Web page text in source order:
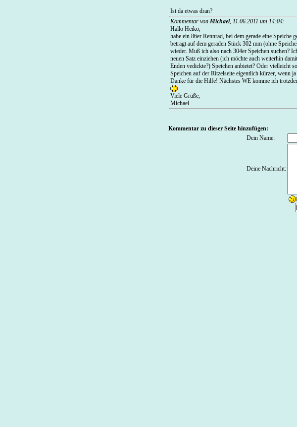
Ist da etwas dran?
Kommentar von Michael, 11.06.2011 um 14:04:
Hallo Heiko,
habe ein 86er Rennrad, bei dem gerade eine
beträgt auf dem geraden Stück 302 mm (ohne
wieder. Muß ich also nach 304er Speichen suchen?
neuen Satz einziehen (ich möchte auch weiterhin
Enden vedickte?) Speichen anbietet? Oder vielleicht
Speichen auf der Ritzelseite eigentlich kürzer, wenn
Danke für die Hilfe! Nächstes WE komme ich
Viele Grüße,
Michael
Kommentar zu dieser Seite hinzufügen:
Dein Name:
Deine Nachricht: